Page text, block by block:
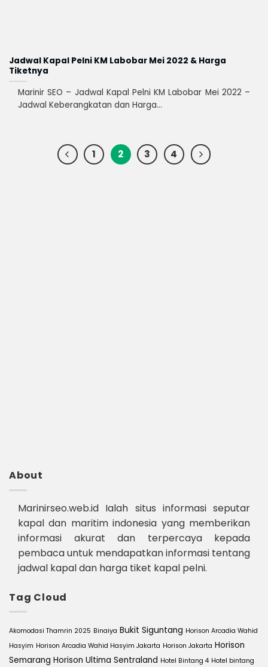
Jadwal Kapal Pelni KM Labobar Mei 2022 & Harga
Tiketnya
Marinir SEO – Jadwal Kapal Pelni KM Labobar Mei 2022 –
Jadwal Keberangkatan dan Harga...
1 2 3 4
About
Marinirseo.web.id Ialah situs informasi seputar
kapal dan maritim indonesia yang memberikan
informasi akurat dan terpercaya kepada
pembaca untuk mendapatkan informasi tentang
jadwal kapal dan harga tiket kapal pelni.
Tag Cloud
Akomodasi Thamrin 2025 Binaiya Bukit Siguntang Horison Arcadia Wahid
Hasyim Horison Arcadia Wahid Hasyim Jakarta Horison Jakarta Horison
Semarang Horison Ultima Sentraland Hotel Bintang 4 Hotel bintang